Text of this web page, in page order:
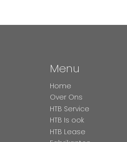
Menu
Home
Over Ons
HTB Service
HTB Is ook
HTB Lease